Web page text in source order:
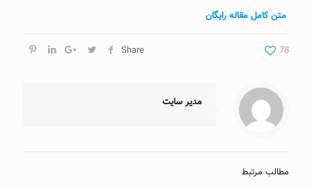
متن کامل مقاله رایگان
Share 78
مدیر سایت
مطالب مرتبط